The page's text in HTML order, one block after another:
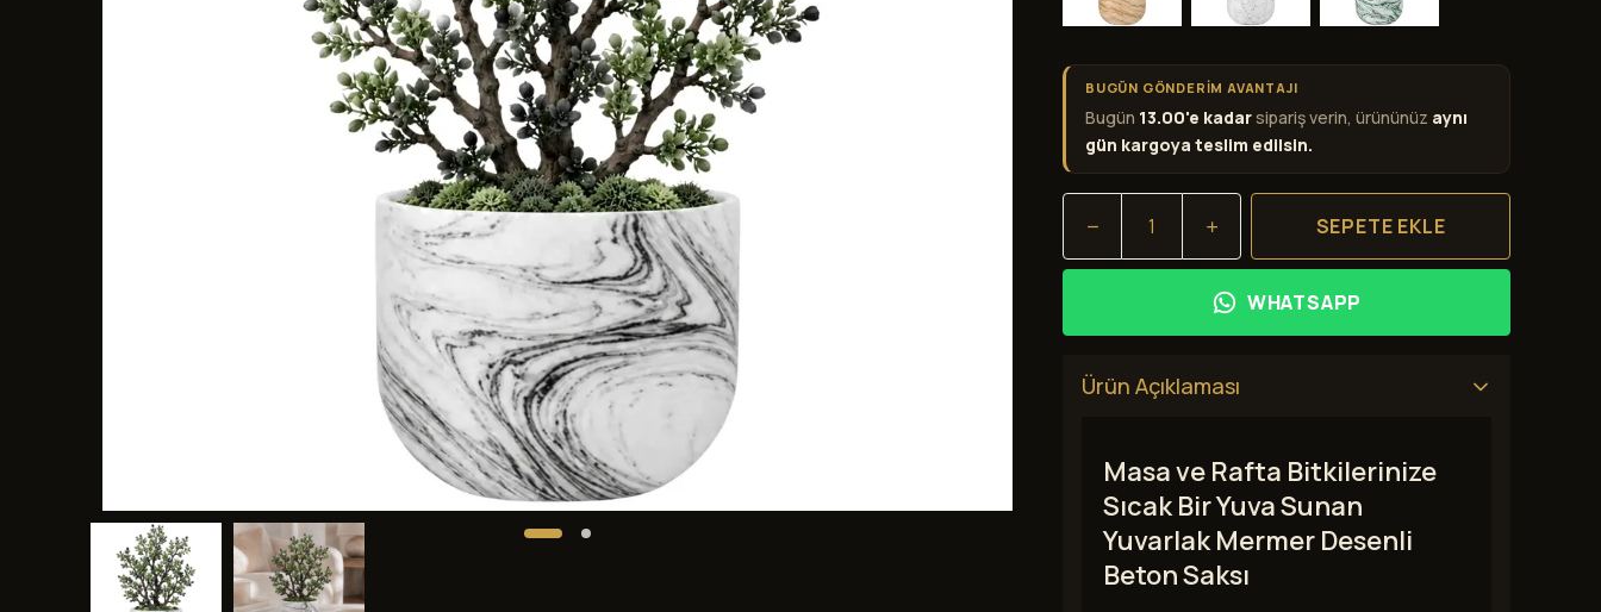
BUGÜN GÖNDERİM AVANTAJI
Bugün 13.00'e kadar sipariş verin, ürününüz aynı
gün kargoya teslim edilsin.
SEPETE EKLE
WHATSAPP
Ürün Açıklaması
Masa ve Rafta Bitkilerinize
Sıcak Bir Yuva Sunan
Yuvarlak Mermer Desenli
Beton Saksı